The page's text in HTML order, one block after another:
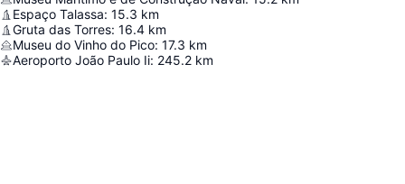
Espaço Talassa: 15.3 km
Gruta das Torres: 16.4 km
Museu do Vinho do Pico: 17.3 km
Aeroporto João Paulo Ii: 245.2 km